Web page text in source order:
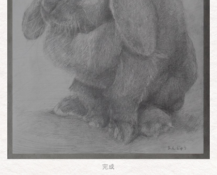
完成